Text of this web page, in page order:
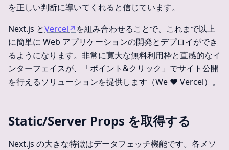
を正しい判断に導いてくれると信じています。
Next.js とVercel↗ を組み合わせることで、これまで以上
に簡単に Web アプリケーションの開発とデプロイができ
るようになります。非常に寛大な無料利用枠と直感的なイ
ンターフェイスが、「ポイント&クリック」でサイト公開
を行えるソリューションを提供します（We ❤️ Vercel）。
Static/Server Props を取得する
Next.js の大きな特徴はデータフェッチ機能です。各メソ